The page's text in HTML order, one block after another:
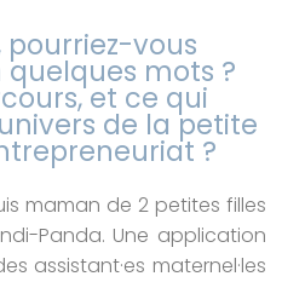
vous
mots ?
et ce qui
de la petite
?
maman de 2 petites filles
Panda. Une application
assistant·es maternel·les